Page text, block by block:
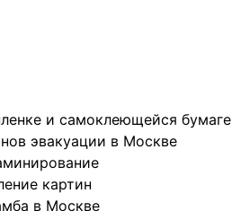
и самоклеющейся бумаге
эвакуации в Москве
картин
в Москве